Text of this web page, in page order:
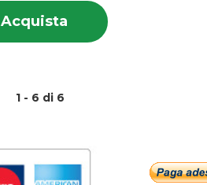
Acquista
Acquista SILIGEL
200ML al
1 - 6 di 6